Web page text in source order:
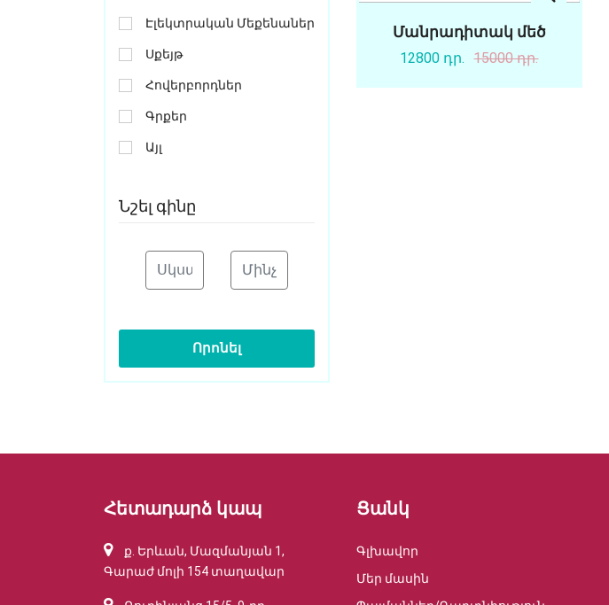
Մանրադիտակ մեծ
12800 դր. 15000 դր.
Էլեկտրական Մեքենաներ
Սքեյթ
Հովերբորդներ
Գրքեր
Այլ
Նշել գինը
Որոնել
Հետադարձ կապ
ք. Երևան, Մազմանյան 1,
Գարաժ մոլի 154 տաղավար
Ցանկ
Գլխավոր
Մեր մասին